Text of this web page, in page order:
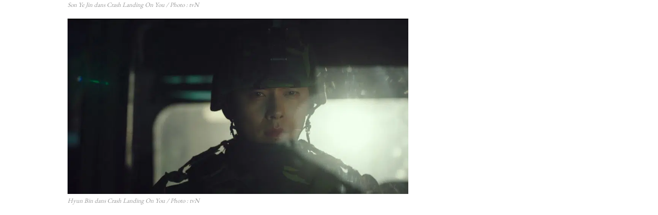
Son Ye Jin dans Crash Landing On You / Photo : tvN
Hyun Bin dans Crash Landing On You / Photo : tvN